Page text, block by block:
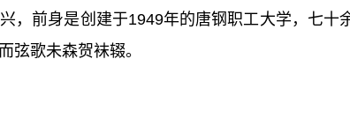
，前身是创建于1949年的唐钢职工大学，七十
弦歌未森贺袜辍。